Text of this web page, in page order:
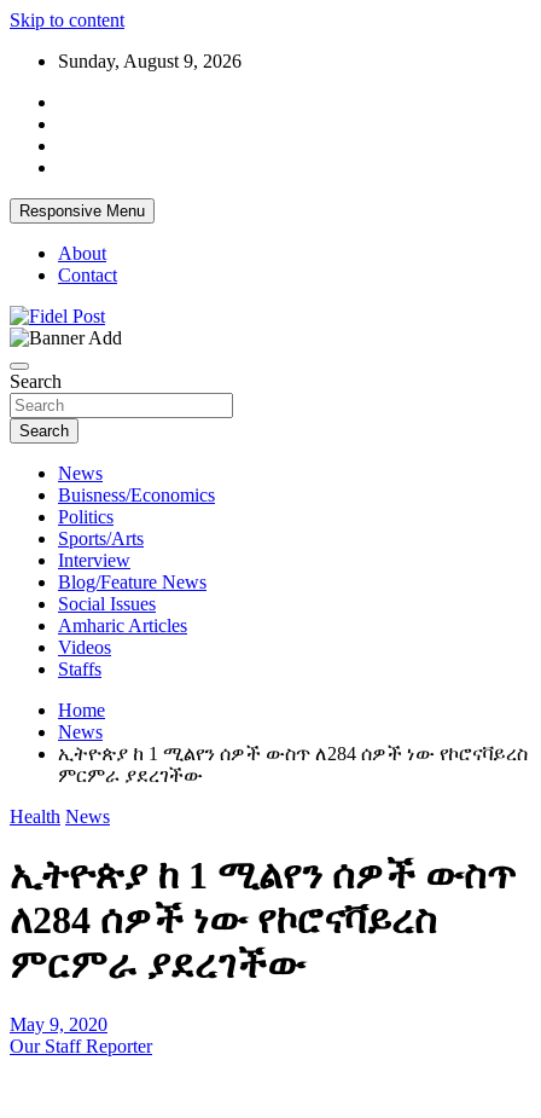
Skip to content
Sunday, August 9, 2026
Responsive Menu
About
Contact
Fidel Post
Search
Search
News
Buisness/Economics
Politics
Sports/Arts
Interview
Blog/Feature News
Social Issues
Amharic Articles
Videos
Staffs
Home
News
ኢትዮጵያ ከ 1 ሚልየን ሰዎች ውስጥ ለ284 ሰዎች ነው የኮሮናቫይረስ
ምርምራ ያደረገችው
Health News
ኢትዮጵያ ከ 1 ሚልየን ሰዎች ውስጥ
ለ284 ሰዎች ነው የኮሮናቫይረስ
ምርምራ ያደረገችው
May 9, 2020
Our Staff Reporter